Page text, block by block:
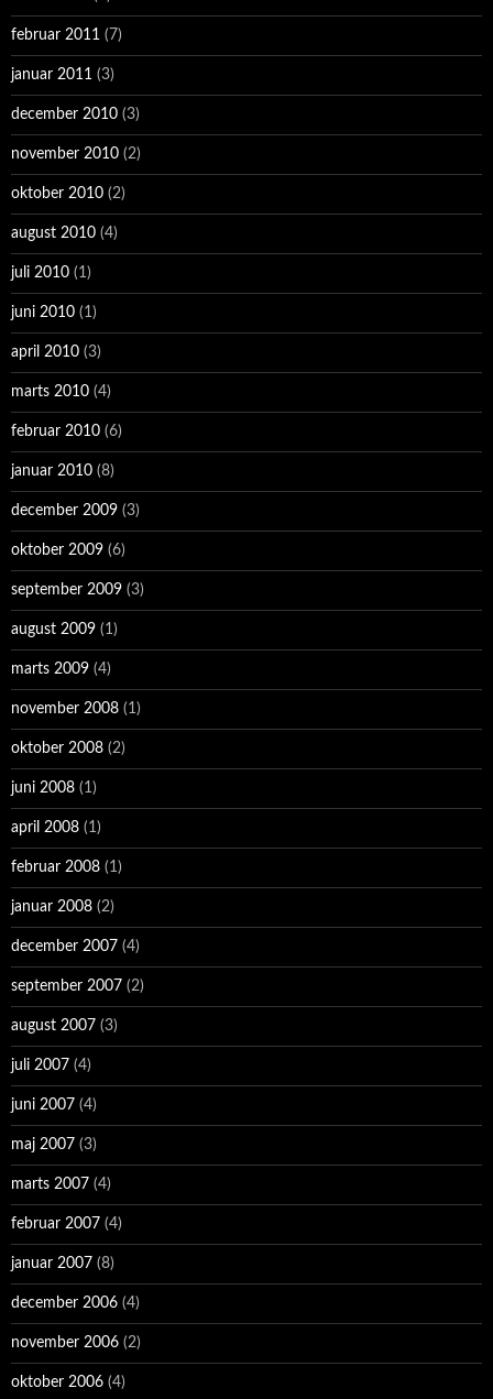
februar 2011 (7)
januar 2011 (3)
december 2010 (3)
november 2010 (2)
oktober 2010 (2)
august 2010 (4)
juli 2010 (1)
juni 2010 (1)
april 2010 (3)
marts 2010 (4)
februar 2010 (6)
januar 2010 (8)
december 2009 (3)
oktober 2009 (6)
september 2009 (3)
august 2009 (1)
marts 2009 (4)
november 2008 (1)
oktober 2008 (2)
juni 2008 (1)
april 2008 (1)
februar 2008 (1)
januar 2008 (2)
december 2007 (4)
september 2007 (2)
august 2007 (3)
juli 2007 (4)
juni 2007 (4)
maj 2007 (3)
marts 2007 (4)
februar 2007 (4)
januar 2007 (8)
december 2006 (4)
november 2006 (2)
oktober 2006 (4)